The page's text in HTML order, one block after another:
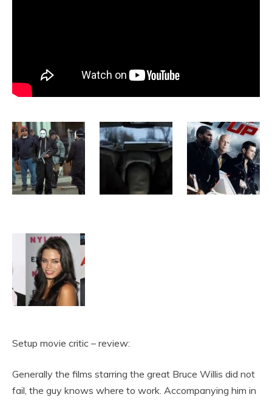
Setup movie critic – review:
Generally the films starring the great Bruce Willis did not
fail, the guy knows where to work. Accompanying him in